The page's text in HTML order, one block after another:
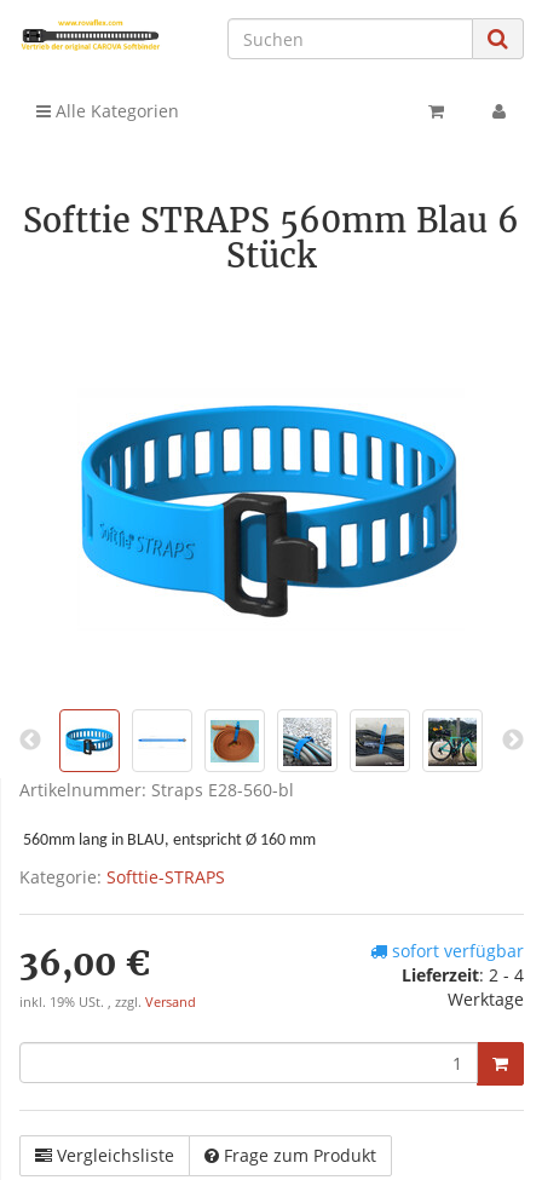
Alle Kategorien
Softtie STRAPS 560mm Blau 6
Stück
Artikelnummer: Straps E28-560-bl
560mm lang in BLAU, entspricht Ø 160 mm
Kategorie: Softtie-STRAPS
36,00 €
inkl. 19% USt. , zzgl. Versand
sofort verfügbar
Lieferzeit: 2 - 4
Werktage
Vergleichsliste Frage zum Produkt